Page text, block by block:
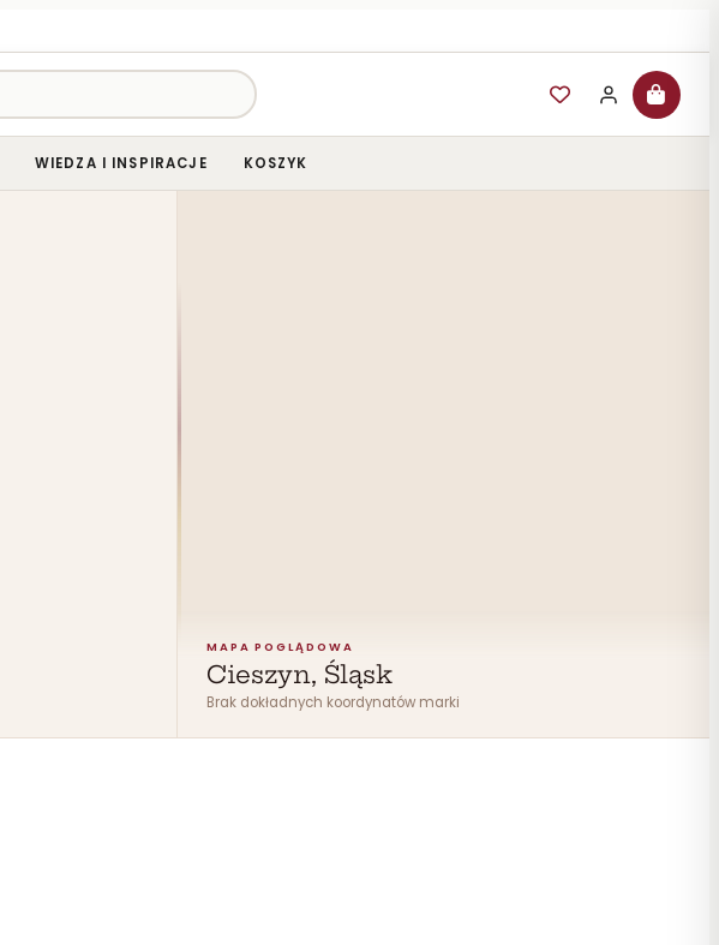
WIEDZA I INSPIRACJE KOSZYK
MAPA POGLĄDOWA
Cieszyn, Śląsk
Brak dokładnych koordynatów marki